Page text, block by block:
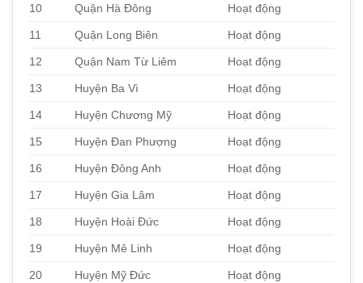
10 Quận Hà Đông Hoạt động
11 Quận Long Biên Hoạt động
12 Quận Nam Từ Liêm Hoạt động
13 Huyện Ba Vì Hoạt động
14 Huyện Chương Mỹ Hoạt động
15 Huyện Đan Phượng Hoạt động
16 Huyện Đông Anh Hoạt động
17 Huyện Gia Lâm Hoạt động
18 Huyện Hoài Đức Hoạt động
19 Huyện Mê Linh Hoạt động
20 Huyện Mỹ Đức Hoạt động